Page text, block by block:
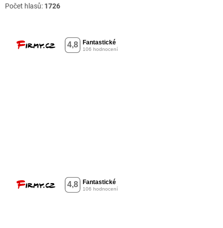
Počet hlasů: 1726